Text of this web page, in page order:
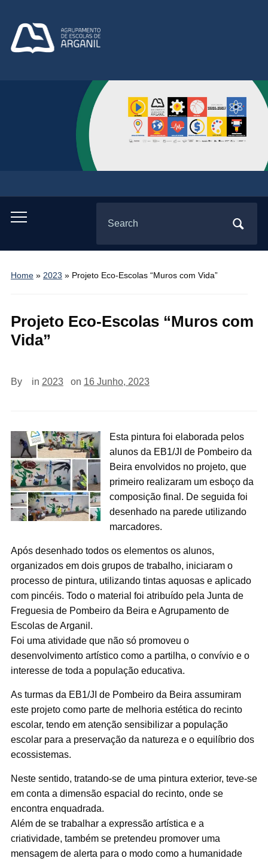
Toggle
menu
for:
Home» 2023 » Projeto Eco-Escolas “Muros com Vida”
Projeto Eco-Escolas “Muros com
Vida”
By in 2023 on 16 Junho, 2023
Esta pintura foi elaborada pelos
alunos da EB1/JI de Pombeiro da
Beira envolvidos no projeto, que
primeiro realizaram um esboço da
composição final. De seguida foi
desenhado na parede utilizando
marcadores.
Após desenhado todos os elementos os alunos,
organizados em dois grupos de trabalho, iniciaram o
processo de pintura, utilizando tintas aquosas e aplicado
com pincéis. Todo o material foi atribuído pela Junta de
Freguesia de Pombeiro da Beira e Agrupamento de
Escolas de Arganil.
Foi uma atividade que não só promoveu o
desenvolvimento artístico como a partilha, o convívio e o
interesse de toda a população educativa.
As turmas da EB1/JI de Pombeiro da Beira assumiram
este projeto como parte de melhoria estética do recinto
escolar, tendo em atenção sensibilizar a população
escolar para a preservação da natureza e o equilíbrio dos
ecossistemas.
Neste sentido, tratando-se de uma pintura exterior, teve-se
em conta a dimensão espacial do recinto, onde se
encontra enquadrada.
Além de se trabalhar a expressão artística e a
criatividade, também se pretendeu promover uma
mensagem de alerta para o modo como a humanidade